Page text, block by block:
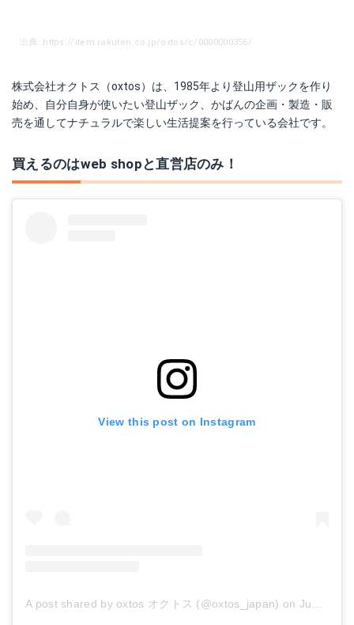
出典: https://item.rakuten.co.jp/oxtos/c/0000000356/
株式会社オクトス（oxtos）は、1985年より登山用ザックを作り
始め、自分自身が使いたい登山ザック、かばんの企画・製造・販
売を通してナチュラルで楽しい生活提案を行っている会社です。
買えるのはweb shopと直営店のみ！
View this post on Instagram
A post shared by oxtos オクトス (@oxtos_japan) on Jun 5, 2017 at 8:31am PDT